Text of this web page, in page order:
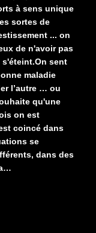
à sens unique
sortes de
... on
de n'avoir pas
s'éteint.On sent
maladie
l’autre … ou
qu'une
on est
coincé dans
se
dans des